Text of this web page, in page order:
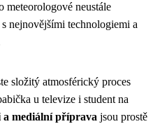
meteorologové neustále
nejnovějšími technologiemi a
složitý atmosférický proces
u televize i student na
a mediální příprava jsou prostě